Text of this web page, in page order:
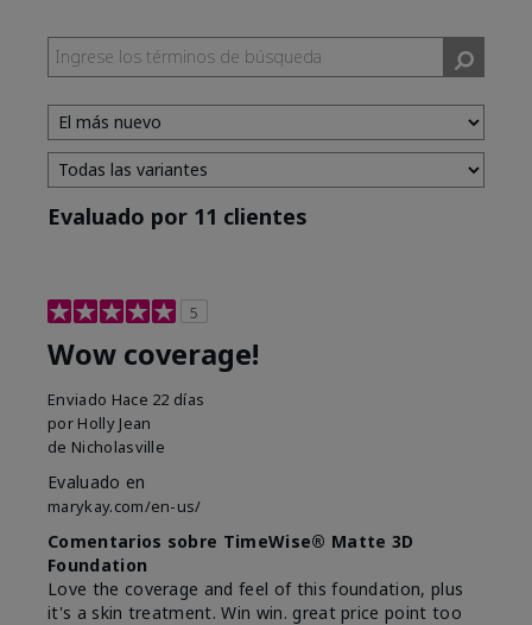
Evaluado por 11 clientes
5
Wow coverage!
Enviado Hace 22 días
por Holly Jean
de Nicholasville
Evaluado en
marykay.com/en-us/
Comentarios sobre TimeWise® Matte 3D
Foundation
Love the coverage and feel of this foundation, plus
it's a skin treatment. Win win. great price point too